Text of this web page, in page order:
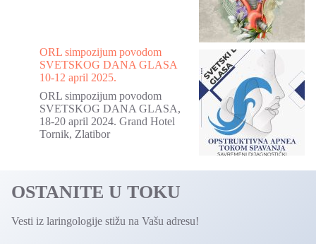
ORL simpozijum povodom
SVETSKOG DANA GLASA
10-12 april 2025.
ORL simpozijum povodom
SVETSKOG DANA GLASA,
18-20 april 2024. Grand Hotel
Tornik, Zlatibor
OSTANITE U TOKU
Vesti iz laringologije stižu na Vašu adresu!